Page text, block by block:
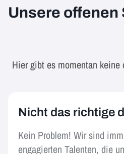
Unsere offenen
Hier gibt es momentan keine
Nicht das richtige
Kein Problem! Wir sind
engagierten Talenten, die